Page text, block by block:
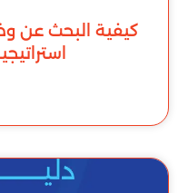
كيفية البحث عن